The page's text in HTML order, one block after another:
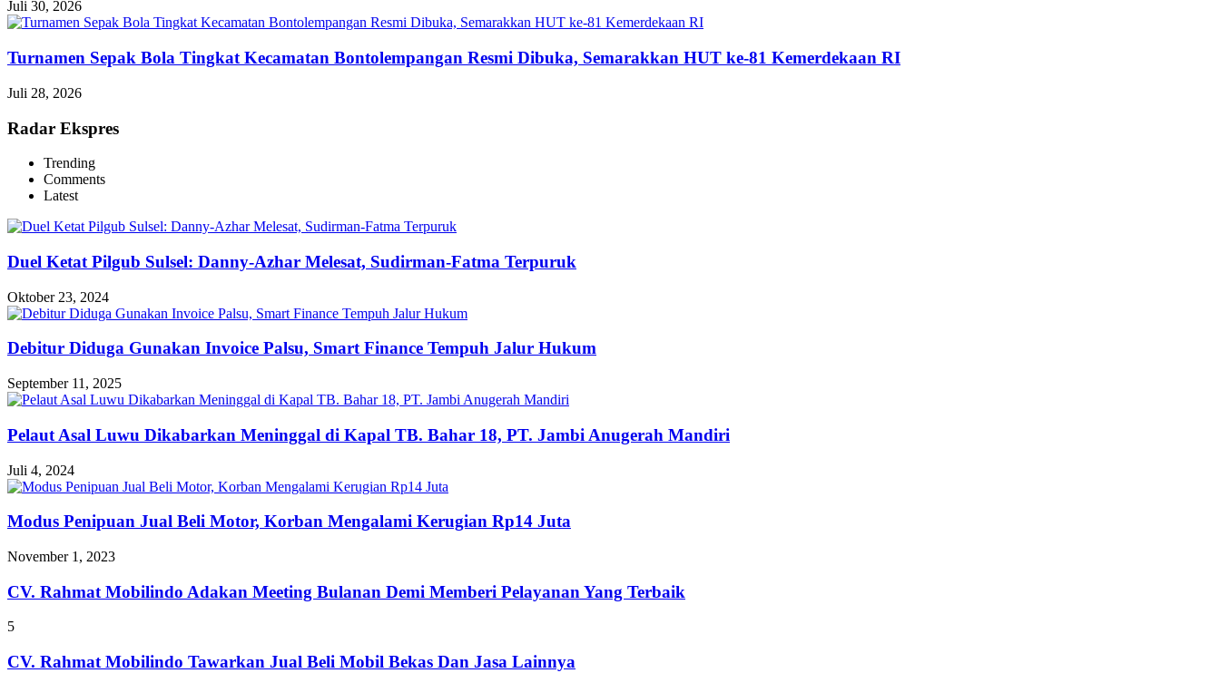
Juli 30, 2026
Turnamen Sepak Bola Tingkat Kecamatan Bontolempangan Resmi Dibuka, Semarakkan HUT ke-81 Kemerdekaan RI
Juli 28, 2026
Radar Ekspres
Trending
Comments
Latest
Duel Ketat Pilgub Sulsel: Danny-Azhar Melesat, Sudirman-Fatma Terpuruk
Oktober 23, 2024
Debitur Diduga Gunakan Invoice Palsu, Smart Finance Tempuh Jalur Hukum
September 11, 2025
Pelaut Asal Luwu Dikabarkan Meninggal di Kapal TB. Bahar 18, PT. Jambi Anugerah Mandiri
Juli 4, 2024
Modus Penipuan Jual Beli Motor, Korban Mengalami Kerugian Rp14 Juta
November 1, 2023
CV. Rahmat Mobilindo Adakan Meeting Bulanan Demi Memberi Pelayanan Yang Terbaik
5
CV. Rahmat Mobilindo Tawarkan Jual Beli Mobil Bekas Dan Jasa Lainnya